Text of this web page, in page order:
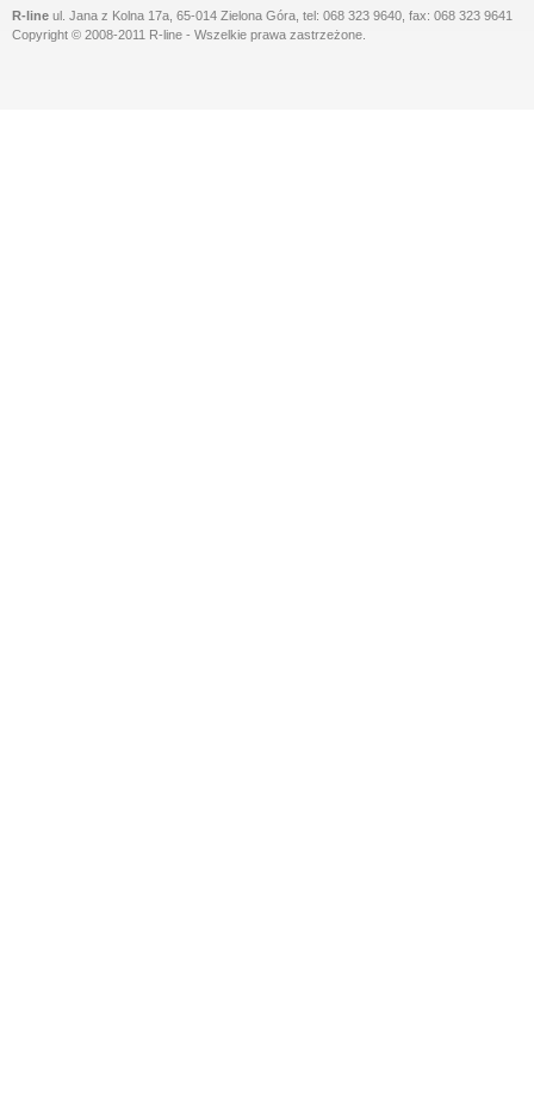
R-line ul. Jana z Kolna 17a, 65-014 Zielona Góra, tel: 068 323 9640, fax: 068 323 9641
Copyright © 2008-2011 R-line - Wszelkie prawa zastrzeżone.